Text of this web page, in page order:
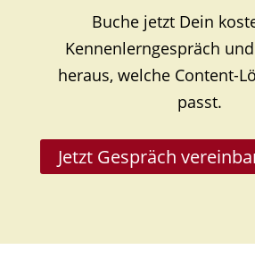
Buche jetzt Dein
Kennenlerngespräch
heraus, welche Content-
passt.
Jetzt Gespräch